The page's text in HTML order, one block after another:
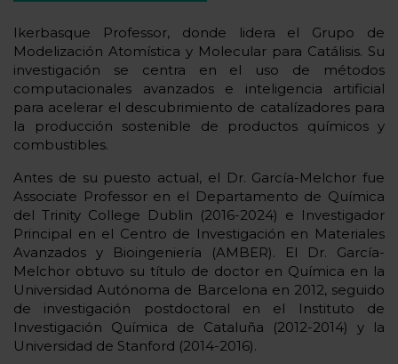
Ikerbasque Professor, donde lidera el Grupo de
Modelización Atomística y Molecular para Catálisis. Su
investigación se centra en el uso de métodos
computacionales avanzados e inteligencia artificial
para acelerar el descubrimiento de catalízadores para
la producción sostenible de productos químicos y
combustibles.
Antes de su puesto actual, el Dr. García-Melchor fue
Associate Professor en el Departamento de Química
del Trinity College Dublin (2016-2024) e Investigador
Principal en el Centro de Investigación en Materiales
Avanzados y Bioingeniería (AMBER). El Dr. García-
Melchor obtuvo su título de doctor en Química en la
Universidad Autónoma de Barcelona en 2012, seguido
de investigación postdoctoral en el Instituto de
Investigación Química de Cataluña (2012-2014) y la
Universidad de Stanford (2014-2016).